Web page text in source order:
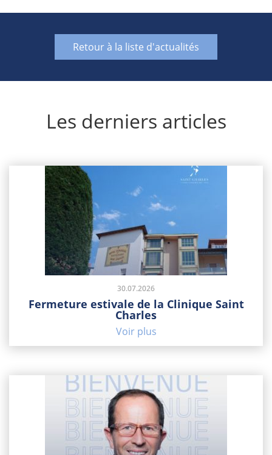
Retour à la liste d'actualités
Les derniers articles
30.07.2026
Fermeture estivale de la Clinique Saint
Charles
Voir plus